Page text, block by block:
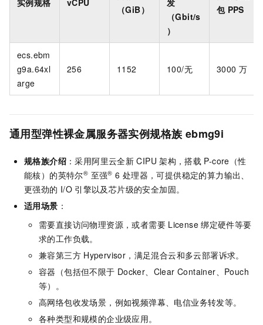
（GiB）
（Gbit/s
）
包 PPS
ecs.ebm
g9a.64xl
arge
256 1152 100/无 3000 万
通用型弹性裸金属服务器实例规格族 ebmg9i
规格族介绍 ：采用阿里云全新 CIPU 架构，搭载 P-core（性
能核）的英特尔® 至强® 6 处理器，可提供稳定的算力输出、
更强劲的 I/O 引擎以及芯片级的安全加固。
适用场景 ：
需要直接访问物理资源，或者需要 License 绑定硬件等要
求的工作负载。
兼容第三方 Hypervisor，满足混合云和多云部署诉求。
容器（包括但不限于 Docker、Clear Container、Pouch
等）。
高网络包收发场景，例如视频弹幕、电信业务转发等。
各种类型和规模的企业级应用。